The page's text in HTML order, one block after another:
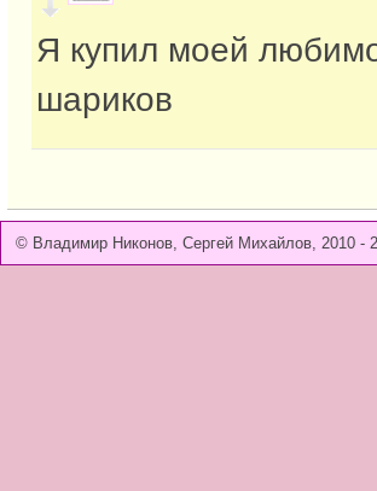
Я купил моей
шариков
© Владимир Никонов, Сергей Михайлов, 2010 -